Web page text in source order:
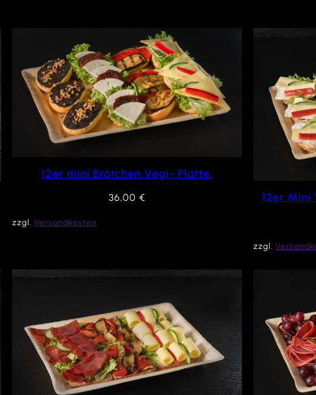
12er mini Brötchen Vegi- Platte.
36,00 €
zzgl.Versandkosten
12er Mini
zzgl.